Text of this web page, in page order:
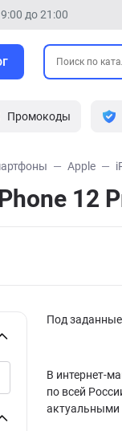
до 21:00
Промокоды
Apple
12
Под
В интернет-
по всей
актуальными